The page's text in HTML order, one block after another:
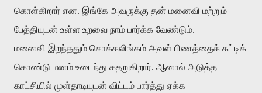
கொள்கிறார் என. இங்கே அவருக்கு தன் மனைவி மற்றும்
பேத்தியுடன் உள்ள உறவை நாம் பார்க்க வேண்டும்.
மனைவி இறந்ததும் சொக்கலிங்கம் அவள் பிணத்தைக் கட்டிக்
கொண்டு மனம் உடைந்து கதறுகிறார். ஆனால் அடுத்த
காட்சியில் முள்தாடியுடன் விட்டம் பார்த்து ஏக்க